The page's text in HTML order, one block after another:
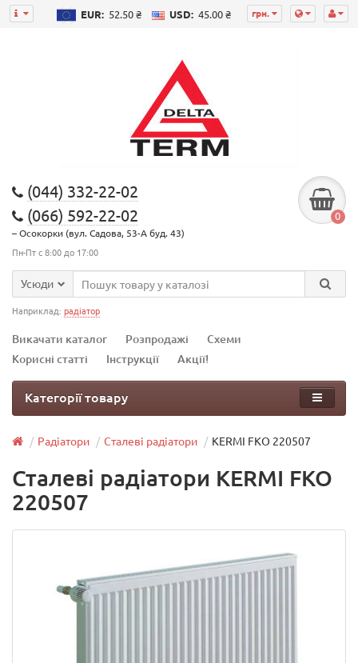
грн.
EUR: 52.50 ₴ USD: 45.00 ₴
(044) 332-22-02
(066) 592-22-02
– Осокорки (вул. Садова, 53-А буд. 43)
Пн-Пт с 8:00 до 17:00
0
Усюди
Наприклад: радіатор
Викачати каталог Розпродажі
Схеми
Корисні статті
Інструкції Акції!
Категорії товару
Радіатори Сталеві радіатори KERMI FKO 220507
Сталеві радіатори KERMI FKO
220507